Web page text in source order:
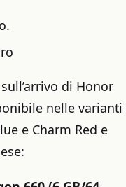
di Honor
nelle varianti
e Charm Red e